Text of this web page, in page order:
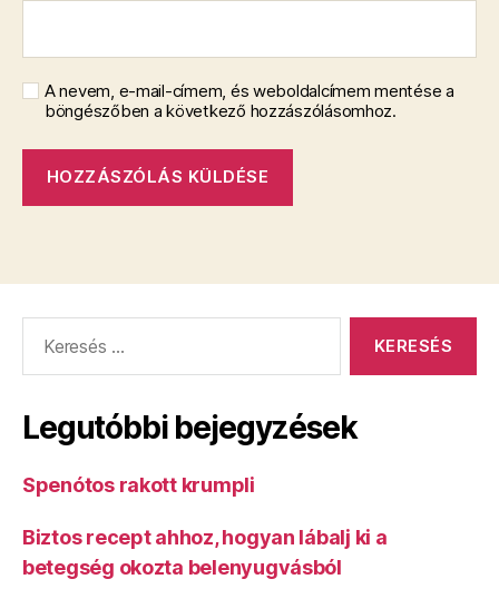
A nevem, e-mail-címem, és weboldalcímem mentése a
böngészőben a következő hozzászólásomhoz.
Legutóbbi bejegyzések
Spenótos rakott krumpli
Biztos recept ahhoz, hogyan lábalj ki a
betegség okozta belenyugvásból